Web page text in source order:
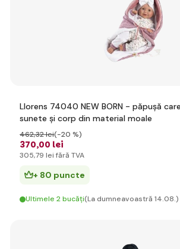
Llorens 74040 NEW BORN - păpușă
sunete și corp din material moale
370,00 lei
462,32 lei(-20 %)
305,79 lei fără TVA
+ 80 puncte
Ultimele 2 bucăți(La dumneavoastră 14.08.)